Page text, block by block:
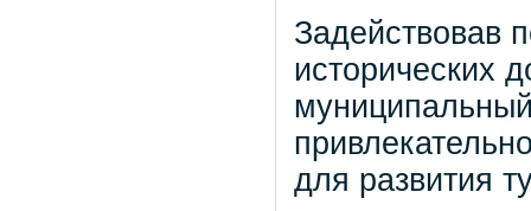
Задействовав
исторических
для развития